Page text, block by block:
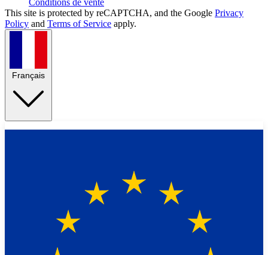
Conditions de vente
This site is protected by reCAPTCHA, and the Google Privacy
Policy and Terms of Service apply.
Français